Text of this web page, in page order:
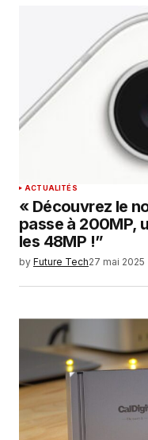
ACTUALITÉS
« Découvrez le
passe à 200MP,
les 48MP !”
by Future Tech27 mai 2025